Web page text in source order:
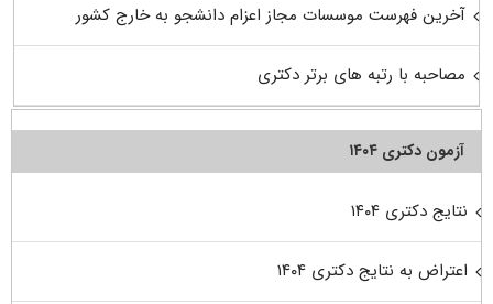
آخرین فهرست موسسات مجاز اعزام دانشجو به خارج کشور
مصاحبه با رتبه های برتر دکتری
آزمون دکتری ۱۴۰۴
نتایج دکتری ۱۴۰۴
اعتراض به نتایج دکتری ۱۴۰۴